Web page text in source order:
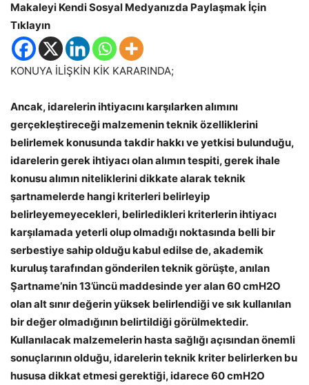
Makaleyi Kendi Sosyal Medyanızda Paylaşmak İçin
Tıklayın
KONUYA İLİŞKİN KİK KARARINDA;
Ancak, idarelerin ihtiyacını karşılarken alımını
gerçekleştireceği malzemenin teknik özelliklerini
belirlemek konusunda takdir hakkı ve yetkisi bulunduğu,
idarelerin gerek ihtiyacı olan alımın tespiti, gerek ihale
konusu alımın niteliklerini dikkate alarak teknik
şartnamelerde hangi kriterleri belirleyip
belirleyemeyecekleri, belirledikleri kriterlerin ihtiyacı
karşılamada yeterli olup olmadığı noktasında belli bir
serbestiye sahip olduğu kabul edilse de, akademik
kuruluş tarafından gönderilen teknik görüşte, anılan
Şartname’nin 13’üncü maddesinde yer alan 60 cmH2O
olan alt sınır değerin yüksek belirlendiği ve sık kullanılan
bir değer olmadığının belirtildiği görülmektedir.
Kullanılacak malzemelerin hasta sağlığı açısından önemli
sonuçlarının olduğu, idarelerin teknik kriter belirlerken bu
hususa dikkat etmesi gerektiği, idarece 60 cmH2O